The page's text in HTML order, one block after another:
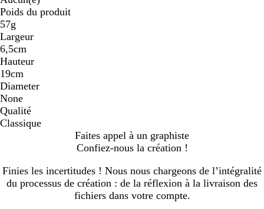
Poids du produit
57g
Largeur
6,5cm
Hauteur
19cm
Diameter
None
Qualité
Classique
Faites appel à un graphiste
Confiez-nous la création !
Finies les incertitudes ! Nous nous chargeons de l’intégralité
du processus de création : de la réflexion à la livraison des
fichiers dans votre compte.